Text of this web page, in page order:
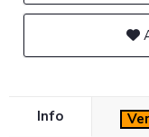
Info